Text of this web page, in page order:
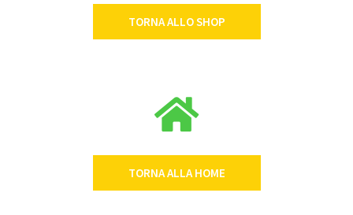
TORNA ALLO SHOP
TORNA ALLA HOME